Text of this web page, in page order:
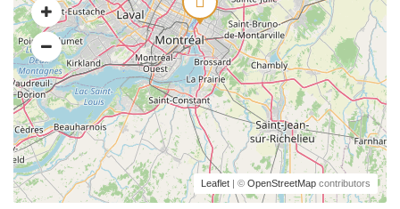
Leaflet | © OpenStreetMap contributors